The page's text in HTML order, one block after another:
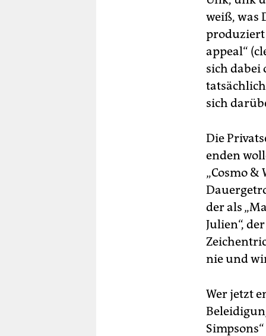
weiß, was
produziert
appeal“
sich dabei
sich
Die
enden
„Cosmo
der als
Julien“,
nie und
Wer jetzt